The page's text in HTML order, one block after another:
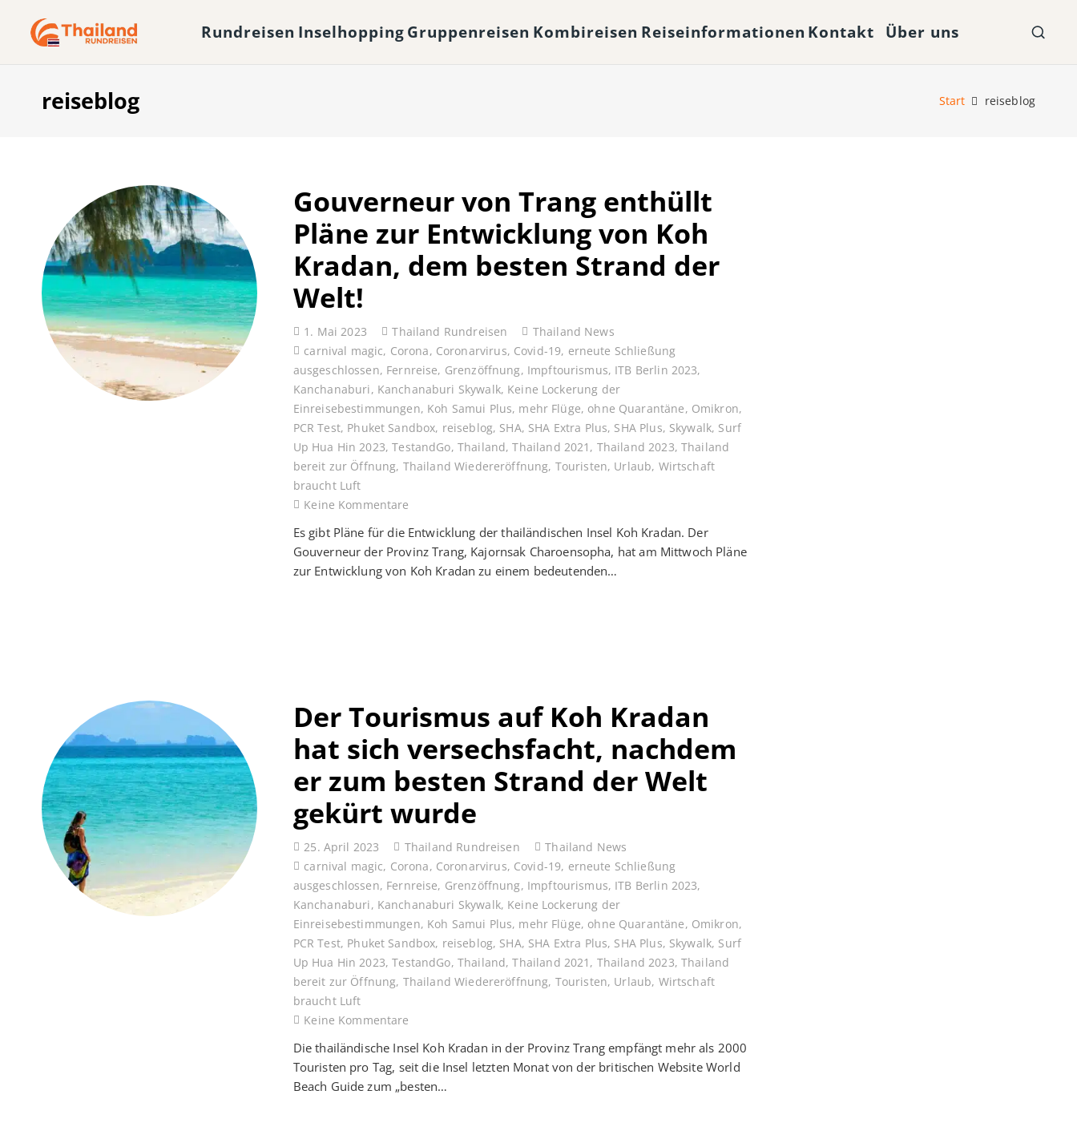
Rundreisen InselhoppingGruppenreisen Kombireisen Reiseinformationen Kontakt Über uns
reiseblog Start reiseblog
Gouverneur von Trang enthüllt
Pläne zur Entwicklung von Koh
Kradan, dem besten Strand der
Welt!
1. Mai 2023 Thailand Rundreisen
Thailand News
carnival magic, Corona, Coronarvirus, Covid-19, erneute Schließung
ausgeschlossen, Fernreise, Grenzöffnung, Impftourismus, ITB Berlin 2023,
Kanchanaburi, Kanchanaburi Skywalk, Keine Lockerung der
Einreisebestimmungen, Koh Samui Plus, mehr Flüge, ohne Quarantäne, Omikron,
PCR Test, Phuket Sandbox, reiseblog, SHA, SHA Extra Plus, SHA Plus, Skywalk, Surf
Up Hua Hin 2023,TestandGo, Thailand,Thailand 2021 , Thailand 2023, Thailand
bereit zur Öffnung, Thailand Wiedereröffnung, Touristen, Urlaub, Wirtschaft
braucht Luft
Keine Kommentare
Es gibt Pläne für die Entwicklung der thailändischen Insel Koh Kradan. Der
Gouverneur der Provinz Trang, Kajornsak Charoensopha, hat am Mittwoch Pläne
zur Entwicklung von Koh Kradan zu einem bedeutenden…
Der Tourismus auf Koh Kradan
hat sich versechsfacht, nachdem
er zum besten Strand der Welt
gekürt wurde
25. April 2023 Thailand Rundreisen
Thailand News
carnival magic, Corona, Coronarvirus, Covid-19, erneute Schließung
ausgeschlossen, Fernreise, Grenzöffnung, Impftourismus, ITB Berlin 2023,
Kanchanaburi, Kanchanaburi Skywalk, Keine Lockerung der
Einreisebestimmungen, Koh Samui Plus, mehr Flüge, ohne Quarantäne, Omikron,
PCR Test, Phuket Sandbox, reiseblog, SHA, SHA Extra Plus, SHA Plus, Skywalk, Surf
Up Hua Hin 2023,TestandGo, Thailand,Thailand 2021 , Thailand 2023, Thailand
bereit zur Öffnung, Thailand Wiedereröffnung, Touristen, Urlaub, Wirtschaft
braucht Luft
Keine Kommentare
Die thailändische Insel Koh Kradan in der Provinz Trang empfängt mehr als 2000
Touristen pro Tag, seit die Insel letzten Monat von der britischen Website World
Beach Guide zum „besten…